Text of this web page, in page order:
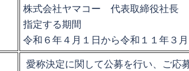
株式会社ヤマコー 代表取締役
指定する期間
令和６年４月１日から令和１１年３
愛称決定に関して公募を行い、ご応